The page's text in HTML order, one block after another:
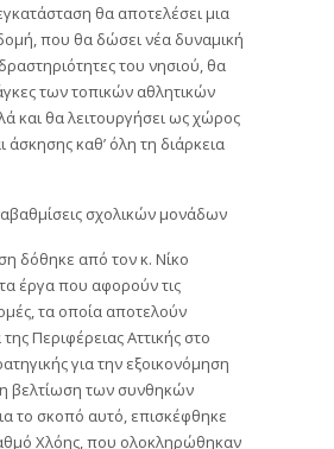
θα αποτελέσει μια
που θα δώσει νέα δυναμική
του νησιού, θα
των τοπικών αθλητικών
και θα λειτουργήσει ως χώρος
άσκησης καθ’ όλη τη διάρκεια
σχολικών μονάδων
δόθηκε από τον κ. Νίκο
έργα που αφορούν τις
τα οποία αποτελούν
Περιφέρειας Αττικής στο
για την εξοικονόμηση
βελτίωση των συνθηκών
το σκοπό αυτό, επισκέφθηκε
Χλόης, που ολοκληρώθηκαν